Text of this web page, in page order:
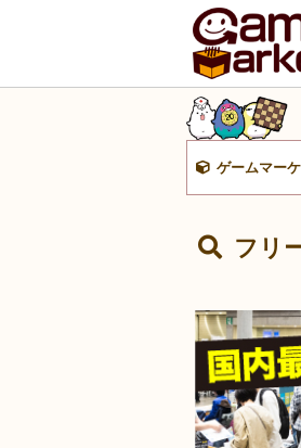
ゲームマー
フリ